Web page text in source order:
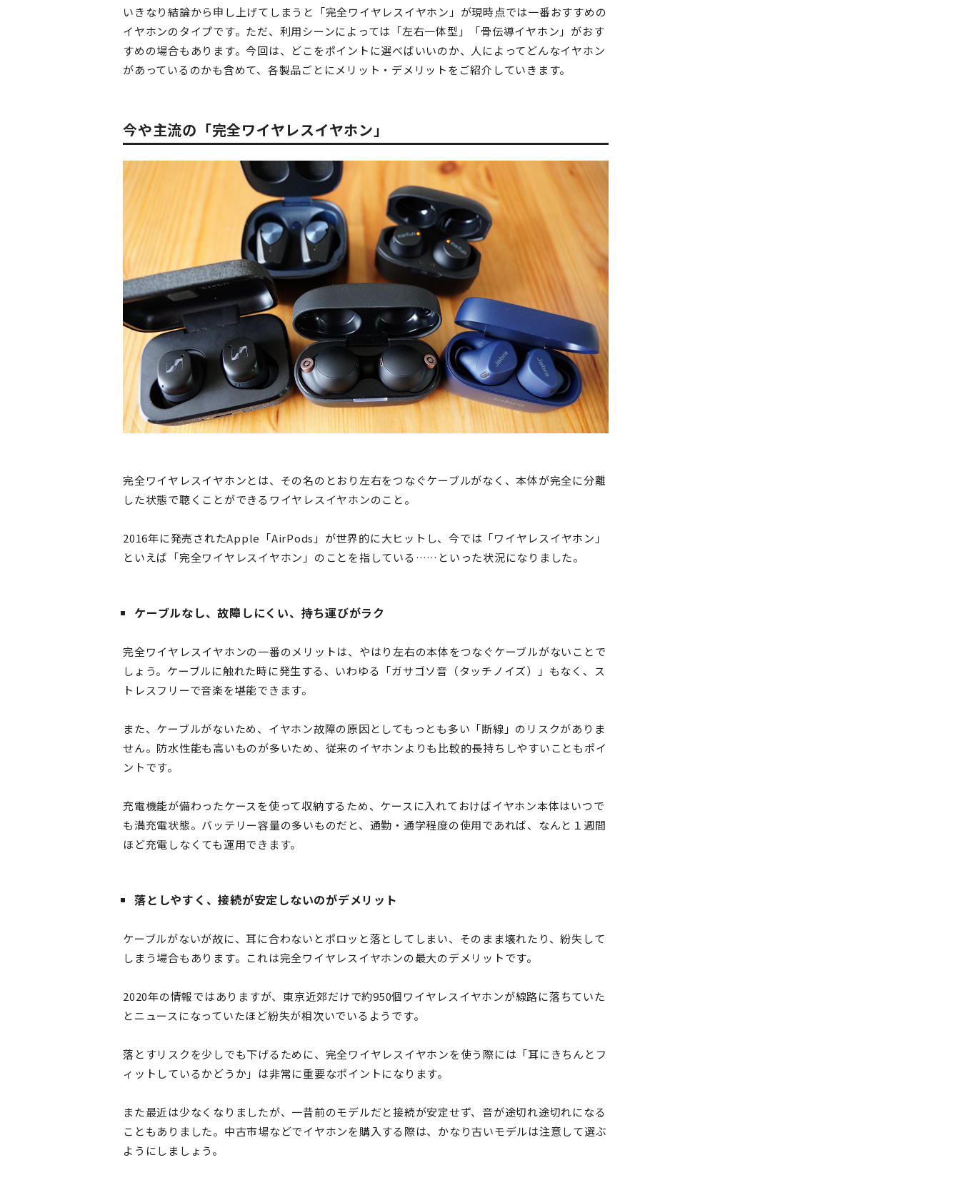
いきなり結論から申し上げてしまうと「完全ワイヤレスイヤホン」が現時点では一番おすすめの
イヤホンのタイプです。ただ、利用シーンによっては「左右一体型」「骨伝導イヤホン」がおす
すめの場合もあります。今回は、どこをポイントに選べばいいのか、人によってどんなイヤホン
があっているのかも含めて、各製品ごとにメリット・デメリットをご紹介していきます。
今や主流の「完全ワイヤレスイヤホン」
完全ワイヤレスイヤホンとは、その名のとおり左右をつなぐケーブルがなく、本体が完全に分離
した状態で聴くことができるワイヤレスイヤホンのこと。
2016年に発売されたApple「AirPods」が世界的に大ヒットし、今では「ワイヤレスイヤホン」
といえば「完全ワイヤレスイヤホン」のことを指している……といった状況になりました。
ケーブルなし、故障しにくい、持ち運びがラク
完全ワイヤレスイヤホンの一番のメリットは、やはり左右の本体をつなぐケーブルがないことで
しょう。ケーブルに触れた時に発生する、いわゆる「ガサゴソ音（タッチノイズ）」もなく、ス
トレスフリーで音楽を堪能できます。
また、ケーブルがないため、イヤホン故障の原因としてもっとも多い「断線」のリスクがありま
せん。防水性能も高いものが多いため、従来のイヤホンよりも比較的長持ちしやすいこともポイ
ントです。
充電機能が備わったケースを使って収納するため、ケースに入れておけばイヤホン本体はいつで
も満充電状態。バッテリー容量の多いものだと、通勤・通学程度の使用であれば、なんと１週間
ほど充電しなくても運用できます。
落としやすく、接続が安定しないのがデメリット
ケーブルがないが故に、耳に合わないとポロッと落としてしまい、そのまま壊れたり、紛失して
しまう場合もあります。これは完全ワイヤレスイヤホンの最大のデメリットです。
2020年の情報ではありますが、東京近郊だけで約950個ワイヤレスイヤホンが線路に落ちていた
とニュースになっていたほど紛失が相次いでいるようです。
落とすリスクを少しでも下げるために、完全ワイヤレスイヤホンを使う際には「耳にきちんとフ
ィットしているかどうか」は非常に重要なポイントになります。
また最近は少なくなりましたが、一昔前のモデルだと接続が安定せず、音が途切れ途切れになる
こともありました。中古市場などでイヤホンを購入する際は、かなり古いモデルは注意して選ぶ
ようにしましょう。